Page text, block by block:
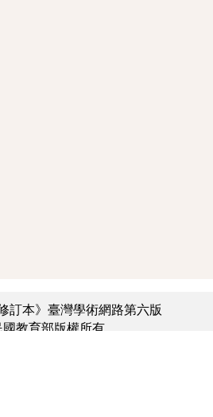
訂本》臺灣學術網路第六版
國教育部版權所有